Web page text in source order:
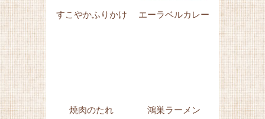
すこやかふりかけ エーラベルカレー
焼肉のたれ 鴻巣ラーメン